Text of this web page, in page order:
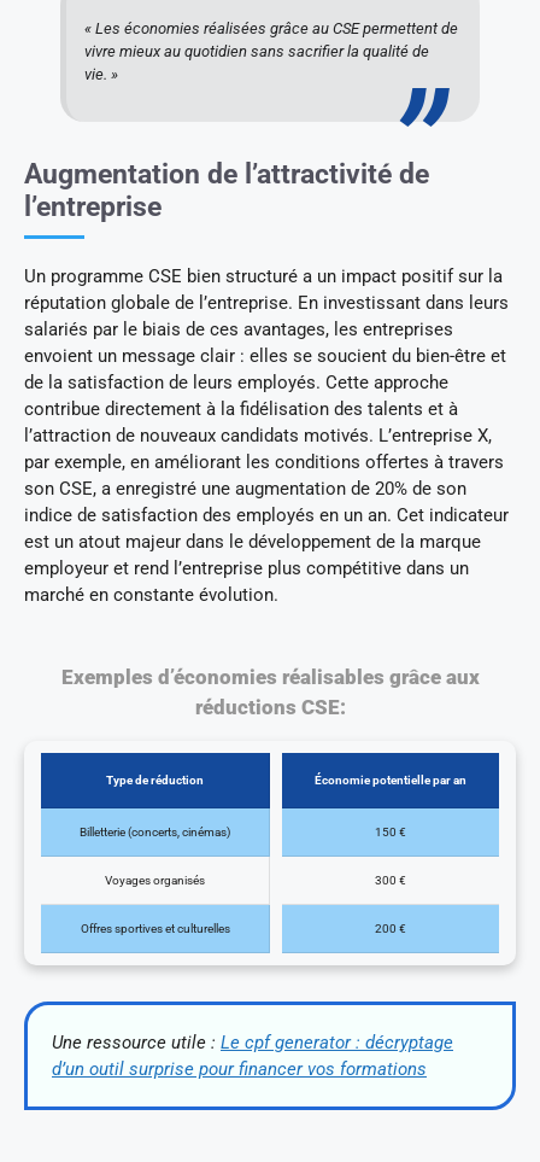
« Les économies réalisées grâce au CSE permettent de
vivre mieux au quotidien sans sacrifier la qualité de
vie. »
Augmentation de l’attractivité de
l’entreprise
Un programme CSE bien structuré a un impact positif sur la
réputation globale de l’entreprise. En investissant dans leurs
salariés par le biais de ces avantages, les entreprises
envoient un message clair : elles se soucient du bien-être et
de la satisfaction de leurs employés. Cette approche
contribue directement à la fidélisation des talents et à
l’attraction de nouveaux candidats motivés. L’entreprise X,
par exemple, en améliorant les conditions offertes à travers
son CSE, a enregistré une augmentation de 20% de son
indice de satisfaction des employés en un an. Cet indicateur
est un atout majeur dans le développement de la marque
employeur et rend l’entreprise plus compétitive dans un
marché en constante évolution.
Exemples d’économies réalisables grâce aux
réductions CSE:
Type de réduction Économie potentielle par an
Billetterie (concerts, cinémas) 150 €
Voyages organisés 300 €
Offres sportives et culturelles 200 €
Une ressource utile : Le cpf generator : décryptage
d’un outil surprise pour financer vos formations